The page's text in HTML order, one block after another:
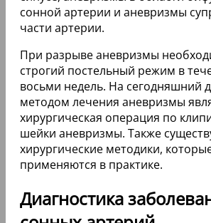
сонной артерии и аневризмы
части артерии.
При разрыве аневризмы
строгий постельный режим в
восьми недель. На сегодняшний
методом лечения аневризмы
хирургическая операция по
шейки аневризмы. Также
хирургические методики,
применяются в практике.
Диагностика